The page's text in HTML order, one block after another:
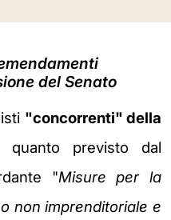
del Senato
"concorrenti" della
previsto dal
"Misure per la
non imprenditoriale e